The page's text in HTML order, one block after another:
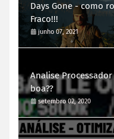
Days Gone - como
Fraco!!!
junho 07, 2021
Analise Processador
boa??
setembro 02, 2020